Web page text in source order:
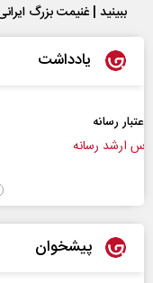
ببینید | غنیمت بزرگ
یادداشت
پیشخوان